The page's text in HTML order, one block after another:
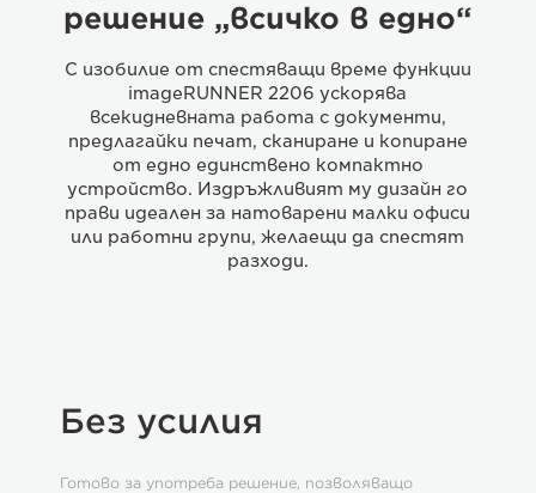
решение „всичко в едно“
С изобилие от спестяващи време функции
imageRUNNER 2206 ускорява
всекидневната работа с документи,
предлагайки печат, сканиране и копиране
от едно единствено компактно
устройство. Издръжливият му дизайн го
прави идеален за натоварени малки офиси
или работни групи, желаещи да спестят
разходи.
Без усилия
Готово за употреба решение, позволяващо